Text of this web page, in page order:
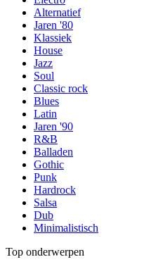
Alternatief
Jaren '80
Klassiek
House
Jazz
Soul
Classic rock
Blues
Latin
Jaren '90
R&B
Balladen
Gothic
Punk
Hardrock
Salsa
Dub
Minimalistisch
Top onderwerpen